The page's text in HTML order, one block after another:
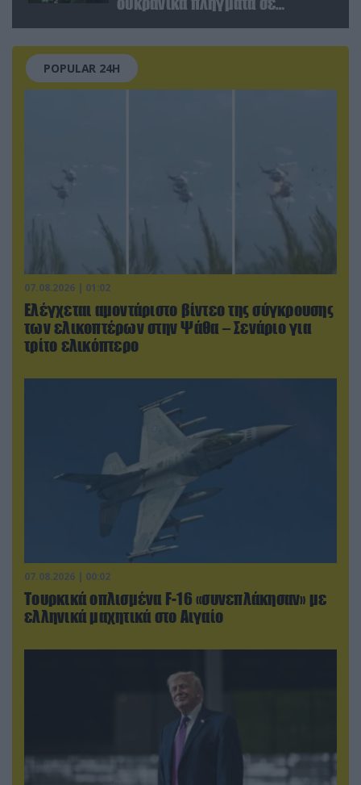
POPULAR 24H
07.08.2026 | 01:02
Ελέγχεται αμοντάριστο βίντεο της σύγκρουσης
των ελικοπτέρων στην Ψάθα – Σενάριο για
τρίτο ελικόπτερο
07.08.2026 | 00:02
Τουρκικά οπλισμένα F-16 «συνεπλάκησαν» με
ελληνικά μαχητικά στο Αιγαίο